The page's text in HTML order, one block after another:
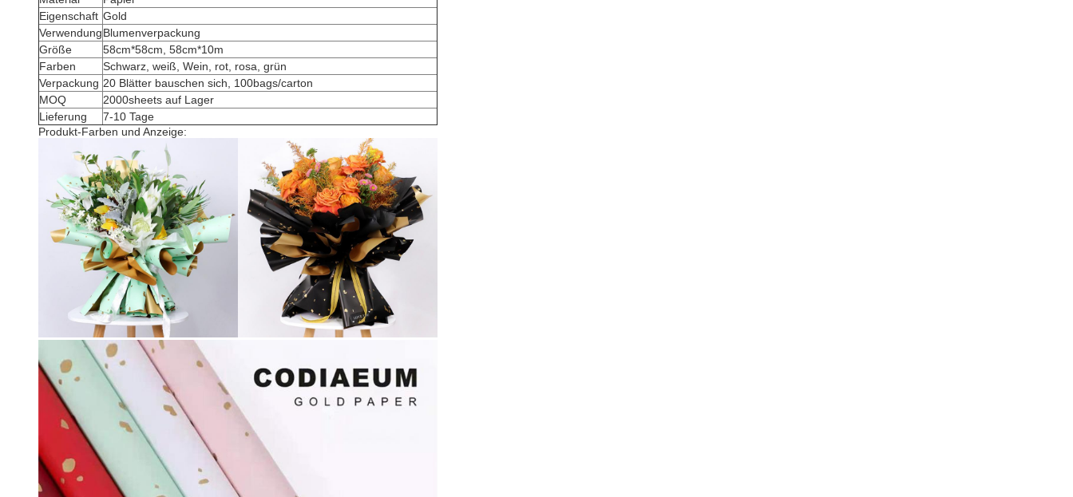
Eigenschaft Gold
VerwendungBlumenverpackung
Größe
58cm*58cm, 58cm*10m
Farben
Schwarz, weiß, Wein, rot, rosa, grün
Verpackung 20 Blätter bauschen sich, 100bags/carton
MOQ
2000sheets auf Lager
Lieferung
7-10 Tage
Produkt-Farben und Anzeige: